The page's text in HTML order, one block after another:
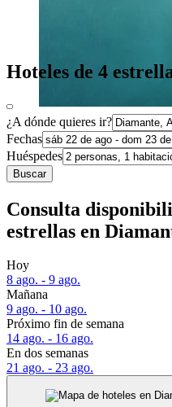
Hoteles de 4
¿A dónde quieres ir?
Fechas
Huéspedes
Buscar
Consulta
estrellas en
Hoy
8 ago. - 9 ago.
Mañana
9 ago. - 10 ago.
Próximo fin de semana
14 ago. - 16 ago.
En dos semanas
21 ago. - 23 ago.